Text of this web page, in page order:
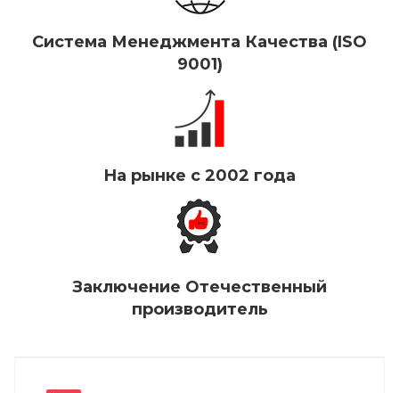
Система Менеджмента Качества (ISO
9001)
На рынке с 2002 года
Заключение Отечественный
производитель